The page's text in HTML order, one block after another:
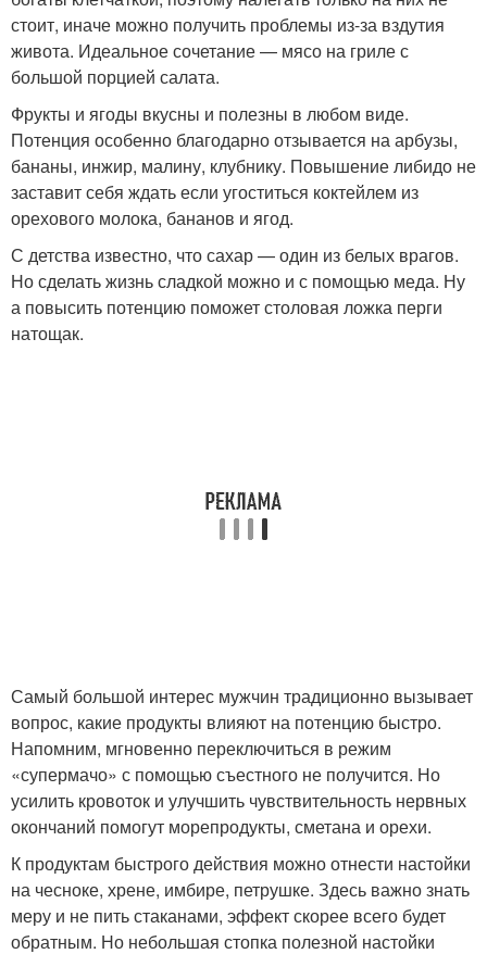
стоит, иначе можно получить проблемы из-за вздутия
живота. Идеальное сочетание — мясо на гриле с
большой порцией салата.
Фрукты и ягоды вкусны и полезны в любом виде.
Потенция особенно благодарно отзывается на арбузы,
бананы, инжир, малину, клубнику. Повышение либидо не
заставит себя ждать если угоститься коктейлем из
орехового молока, бананов и ягод.
С детства известно, что сахар — один из белых врагов.
Но сделать жизнь сладкой можно и с помощью меда. Ну
а повысить потенцию поможет столовая ложка перги
натощак.
Самый большой интерес мужчин традиционно вызывает
вопрос, какие продукты влияют на потенцию быстро.
Напомним, мгновенно переключиться в режим
«супермачо» с помощью съестного не получится. Но
усилить кровоток и улучшить чувствительность нервных
окончаний помогут морепродукты, сметана и орехи.
К продуктам быстрого действия можно отнести настойки
на чесноке, хрене, имбире, петрушке. Здесь важно знать
меру и не пить стаканами, эффект скорее всего будет
обратным. Но небольшая стопка полезной настойки